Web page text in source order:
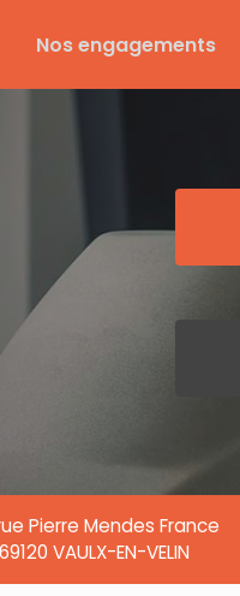
Nos engagements
Pierre Mendes France
69120 VAULX-EN-VELIN